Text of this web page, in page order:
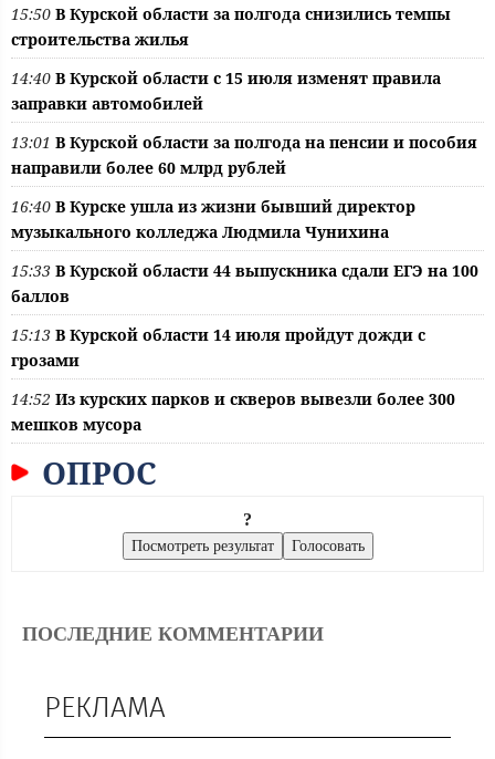
15:50 В Курской области за полгода снизились темпы
строительства жилья
14:40 В Курской области с 15 июля изменят правила
заправки автомобилей
13:01 В Курской области за полгода на пенсии и пособия
направили более 60 млрд рублей
16:40 В Курске ушла из жизни бывший директор
музыкального колледжа Людмила Чунихина
15:33 В Курской области 44 выпускника сдали ЕГЭ на 100
баллов
15:13 В Курской области 14 июля пройдут дожди с
грозами
14:52 Из курских парков и скверов вывезли более 300
мешков мусора
ОПРОС
?
ПОСЛЕДНИЕ КОММЕНТАРИИ
РЕКЛАМА